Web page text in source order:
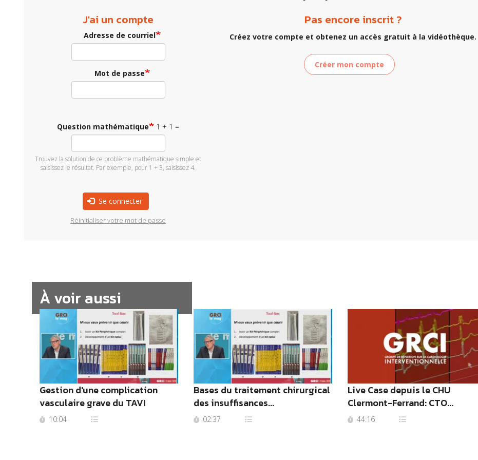
J'ai un compte
Adresse de courriel
Mot de passe
Question mathématique 1 + 1 =
Trouvez la solution de ce problème mathématique simple et
saisissez le résultat. Par exemple, pour 1 + 3, saisissez 4.
Se connecter
Réinitialiser votre mot de passe
Pas encore inscrit ?
Créez votre compte et obtenez un accès gratuit à la vidéothèque.
Créer mon compte
À voir aussi
Gestion d'une complication
vasculaire grave du TAVI
10:04
Bases du traitement chirurgical
des insuffisances...
02:37
Live Case depuis le CHU
Clermont-Ferrand: CTO...
44:16